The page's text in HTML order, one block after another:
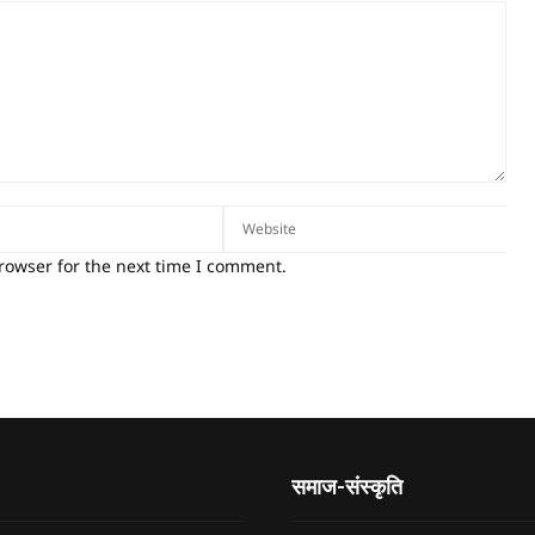
for the next time I comment.
समाज-संस्कृति